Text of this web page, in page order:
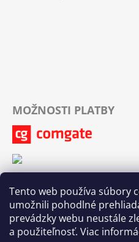
Tento web používa súbory
umožnili pohodlné
prevádzky webu neustále
a použiteľnosť. Viac
MOŽNOSTI PLATBY